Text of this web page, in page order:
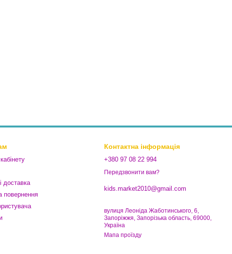
доставка
повернення
Контактна інформація
+380 97 08 22 994
Передзвонити вам?
kids.market2010@gmail.com
вулиця Леоніда Жаботинського, 6,
Запоріжжя, Запорізька область, 69000,
Україна
Мапа проїзду